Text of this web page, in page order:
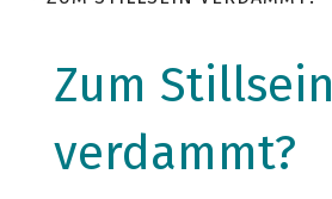
Zum Stillsein
verdammt?